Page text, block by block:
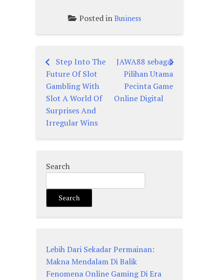
Posted in Business
Post
navigation
Step Into The
Future Of Slot
Gambling With
Slot A World Of
Surprises And
Irregular Wins
JAWA88 sebagai
Pilihan Utama
Pecinta Game
Online Digital
Search
Search
Lebih Dari Sekadar Permainan:
Makna Mendalam Di Balik
Fenomena Online Gaming Di Era